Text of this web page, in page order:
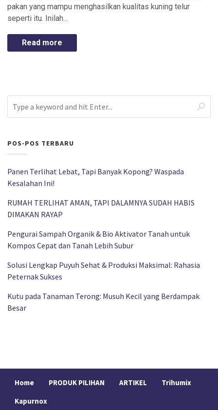
pakan yang mampu menghasilkan kualitas kuning telur
seperti itu. Inilah…
Read more
POS-POS TERBARU
Panen Terlihat Lebat, Tapi Banyak Kopong? Waspada
Kesalahan Ini!
RUMAH TERLIHAT AMAN, TAPI DALAMNYA SUDAH HABIS
DIMAKAN RAYAP
Pengurai Sampah Organik & Bio Aktivator Tanah untuk
Kompos Cepat dan Tanah Lebih Subur
Solusi Lengkap Puyuh Sehat & Produksi Maksimal: Rahasia
Peternak Sukses
Kutu pada Tanaman Terong: Musuh Kecil yang Berdampak
Besar
Home PRODUK PILIHAN ARTIKEL
Trihumix
Kapurnox